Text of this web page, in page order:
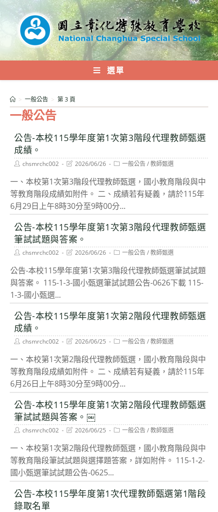
內
選單
一般公告
> 一般公告 > 第 3 頁
公告-本校115學年度第1次第3階段代理教師甄選
成績。
Postchsmrchc002
Post
modified:
2026/06/26
Post一般公告/教師甄選
一、本校第1次第3階段代理教師甄選，國小教育階段與中
等教育階段成績如附件。 二、成績若有疑義，請於115年
6月29日上午8時30分至9時00分...
公告-本校115學年度第1次第3階段代理教師甄選
筆試試題與答案。
Postchsmrchc002
Post
modified:
2026/06/26
Post一般公告/教師甄選
公告-本校115學年度第1次第3階段代理教師甄選筆試試題
與答案。 115-1-3-國小甄選筆試試題公告-0626下載 115-
1-3-國小甄選...
公告-本校115學年度第1次第2階段代理教師甄選
成績。
Postchsmrchc002
Post
modified:
2026/06/25
Post一般公告/教師甄選
一、本校第1次第2階段代理教師甄選，國小教育階段與中
等教育階段成績如附件。 二、成績若有疑義，請於115年
6月26日上午8時30分至9時00分...
公告-本校115學年度第1次第2階段代理教師甄選
筆試試題與答案。￼
Postchsmrchc002
Post
modified:
2026/06/25
Post一般公告/教師甄選
一、本校第1次第2階段代理教師甄選，國小教育階段與中
等教育階段筆試試題與選擇題答案，詳如附件。 115-1-2-
國小甄選筆試試題公告-0625...
公告-本校115學年度第1次代理教師甄選第1階段
錄取名單